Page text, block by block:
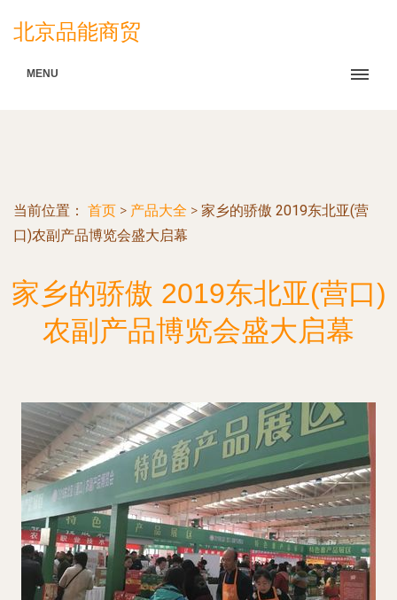
北京品能商贸
MENU
当前位置： 首页 > 产品大全 > 家乡的骄傲 2019东北亚(营
口)农副产品博览会盛大启幕
家乡的骄傲 2019东北亚(营口)
农副产品博览会盛大启幕